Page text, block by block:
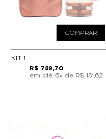
COMPRAR
KIT 1
R$ 789,70
6x de R$ 131,62